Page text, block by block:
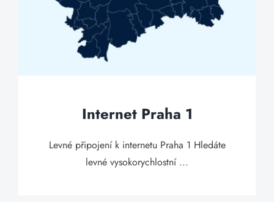
Internet Praha 1
Levné připojení k internetu Praha 1 Hledáte
levné vysokorychlostní ...